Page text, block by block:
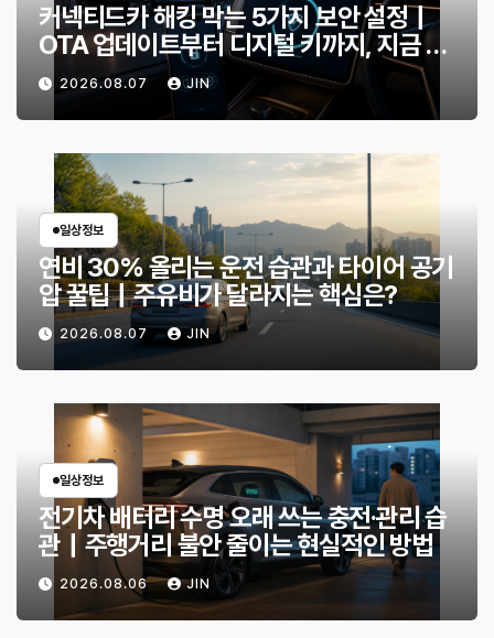
커넥티드카 해킹 막는 5가지 보안 설정｜
OTA 업데이트부터 디지털 키까지, 지금 확
인할 것은?
2026.08.07 JIN
일상정보
연비 30% 올리는 운전 습관과 타이어 공기
압 꿀팁｜주유비가 달라지는 핵심은?
2026.08.07 JIN
일상정보
전기차 배터리 수명 오래 쓰는 충전·관리 습
관｜주행거리 불안 줄이는 현실적인 방법
2026.08.06 JIN